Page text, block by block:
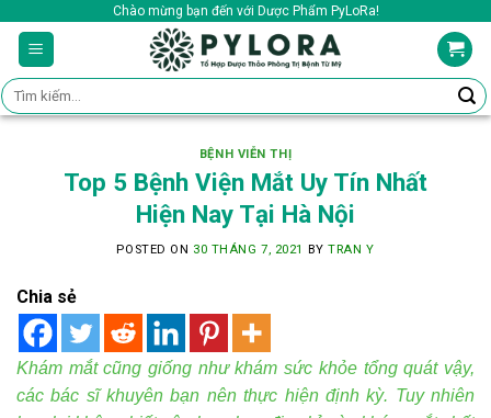
content
Chào mừng bạn đến với Dược Phẩm PyLoRa!
Tìm
kiếm:
BỆNH VIỄN THỊ
Top 5 Bệnh Viện Mắt Uy Tín Nhất
Hiện Nay Tại Hà Nội
POSTED ON 30 THÁNG 7, 2021 BYTRAN Y
Chia sẻ
Khám mắt cũng giống như khám sức khỏe tổng quát vậy,
các bác sĩ khuyên bạn nên thực hiện định kỳ. Tuy nhiên